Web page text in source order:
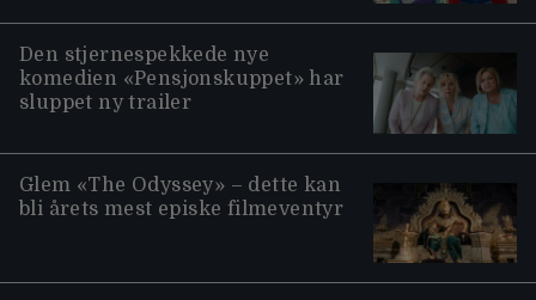
Den stjernespekkede nye
komedien «Pensjonskuppet» har
sluppet ny trailer
Glem «The Odyssey» – dette kan
bli årets mest episke filmeventyr